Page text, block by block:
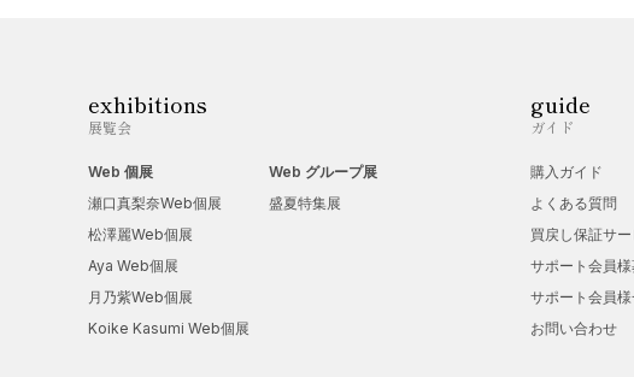
exhibitions
展覧会
Web 個展
瀬口真梨奈Web個展
松澤麗Web個展
Aya Web個展
月乃紫Web個展
Koike Kasumi Web個展
Web グループ展
盛夏特集展
guide
ガイド
購入ガイド
よくある質問
買戻し保証サー
サポート会員
サポート会員
お問い合わせ